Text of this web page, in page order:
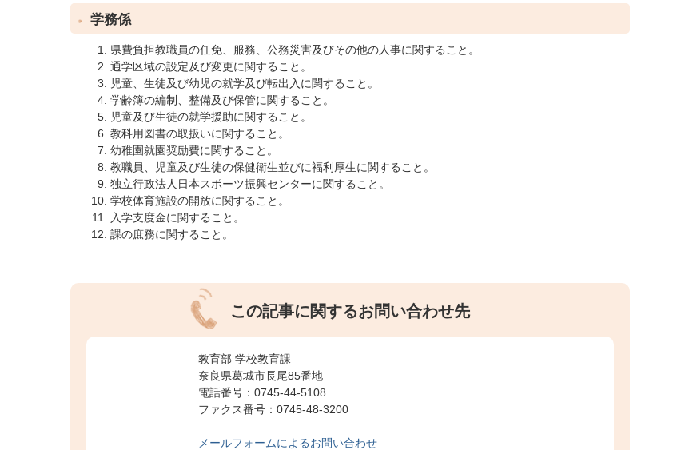
学務係
県費負担教職員の任免、服務、公務災害及びその他の人事に関すること。
通学区域の設定及び変更に関すること。
児童、生徒及び幼児の就学及び転出入に関すること。
学齢簿の編制、整備及び保管に関すること。
児童及び生徒の就学援助に関すること。
教科用図書の取扱いに関すること。
幼稚園就園奨励費に関すること。
教職員、児童及び生徒の保健衛生並びに福利厚生に関すること。
独立行政法人日本スポーツ振興センターに関すること。
学校体育施設の開放に関すること。
入学支度金に関すること。
課の庶務に関すること。
この記事に関するお問い合わせ先
教育部 学校教育課
奈良県葛城市長尾85番地
電話番号：0745-44-5108
ファクス番号：0745-48-3200
メールフォームによるお問い合わせ